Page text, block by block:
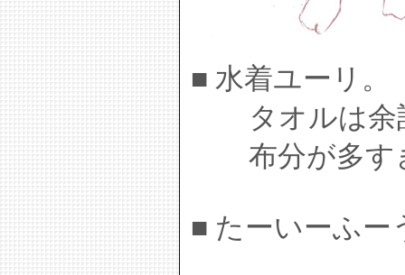
■ 水着ユーリ。
タオルは余
布分が多す
■ たーいーふー